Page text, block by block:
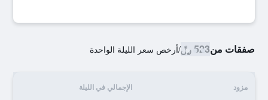
صفقات من523 ﷼ /أرخص سعر الليلة الواحدة
مزود الإجمالي في الليلة